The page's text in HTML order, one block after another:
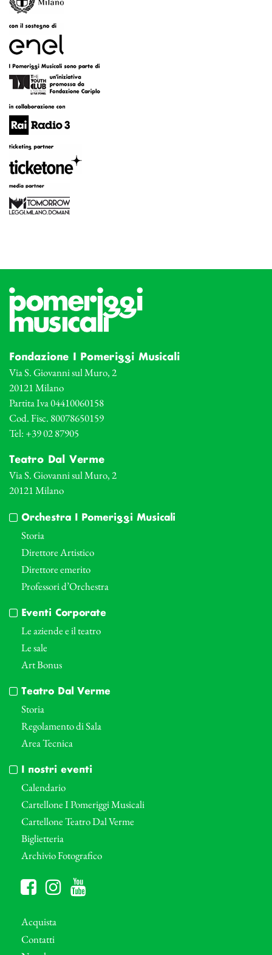
Fondazione I Pomeriggi Musicali
Via S. Giovanni sul Muro, 2
20121 Milano
Partita Iva 04410060158
Cod. Fisc. 80078650159
Tel: +39 02 87905
Teatro Dal Verme
Via S. Giovanni sul Muro, 2
20121 Milano
Orchestra I Pomeriggi Musicali
Storia
Direttore Artistico
Direttore emerito
Professori d’Orchestra
Eventi Corporate
Le aziende e il teatro
Le sale
Art Bonus
Teatro Dal Verme
Storia
Regolamento di Sala
Area Tecnica
I nostri eventi
Calendario
Cartellone I Pomeriggi Musicali
Cartellone Teatro Dal Verme
Biglietteria
Archivio Fotografico
Acquista
Contatti